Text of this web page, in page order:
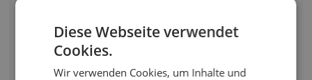
Diese Webseite verwendet
Cookies.
Wir verwenden Cookies, um Inhalte und